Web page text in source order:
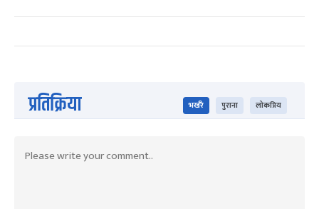
प्रतिक्रिया भर्खरै पुराना लोकप्रिय